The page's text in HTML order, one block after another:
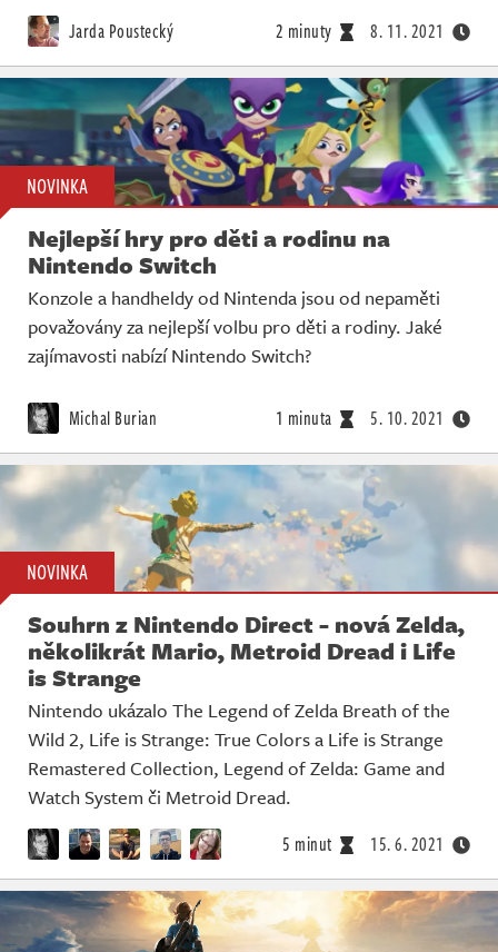
Jarda Poustecký 2 minuty 8. 11. 2021
NOVINKA
Nejlepší hry pro děti a rodinu na
Nintendo Switch
Konzole a handheldy od Nintenda jsou od nepaměti
považovány za nejlepší volbu pro děti a rodiny. Jaké
zajímavosti nabízí Nintendo Switch?
Michal Burian 1 minuta 5. 10. 2021
NOVINKA
Souhrn z Nintendo Direct - nová Zelda,
několikrát Mario, Metroid Dread i Life
is Strange
Nintendo ukázalo The Legend of Zelda Breath of the
Wild 2, Life is Strange: True Colors a Life is Strange
Remastered Collection, Legend of Zelda: Game and
Watch System či Metroid Dread.
5 minut 15. 6. 2021